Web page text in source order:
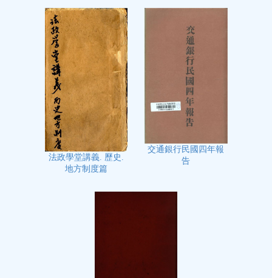
法政學堂講義. 歷史.
地方制度篇
交通銀行民國四年報
告